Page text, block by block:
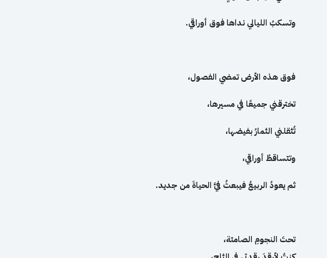
وتسكبُ الليالي نداها فوق أوراقي.
فوق هذه الأرض تمضي الفصول،
تخترقني جميعًا في مسيرها،
تُثقلني الثمارُ بفيضها،
وتتساقطُ أوراقي،
ثم يعودُ الربيعُ فيبعثُ فيَّ الحياةَ من جديد.
تحتَ النجومِ الصامتة،